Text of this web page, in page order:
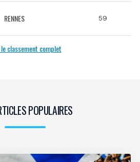
RENNES 59
classement complet
POPULAIRES